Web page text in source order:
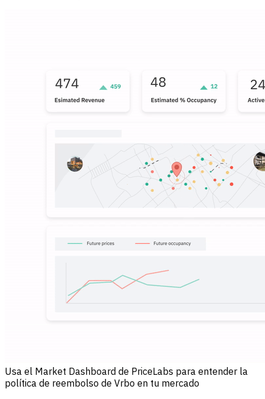
Usa el Market Dashboard de PriceLabs para entender la
política de reembolso de Vrbo en tu mercado